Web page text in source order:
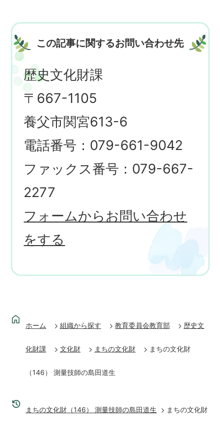
この記事に関するお問い合わせ先
歴史文化財課
〒667-1105
養父市関宮613-6
電話番号：079-661-9042
ファックス番号：079-667-
2277
フォームからお問い合わせ
をする
ホーム 組織から探す 教育委員会教育部 歴史文
化財課 文化財 まちの文化財 まちの文化財
（146） 測量技師の島田道生
まちの文化財（146） 測量技師の島田道生 まちの文化財